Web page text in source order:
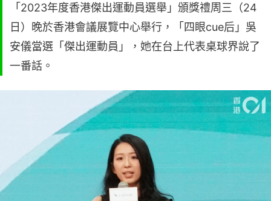
「2023年度香港傑出運動員選舉」頒獎禮周三（24
日）晚於香港會議展覽中心舉行，「四眼cue后」吳
安儀當選「傑出運動員」，她在台上代表桌球界說了
一番話。